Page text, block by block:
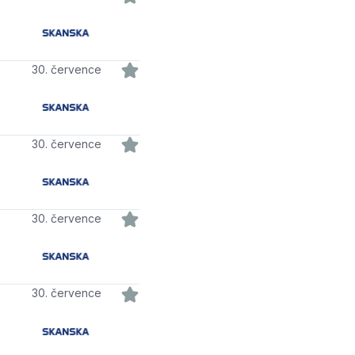
30. července
30. července
30. července
30. července